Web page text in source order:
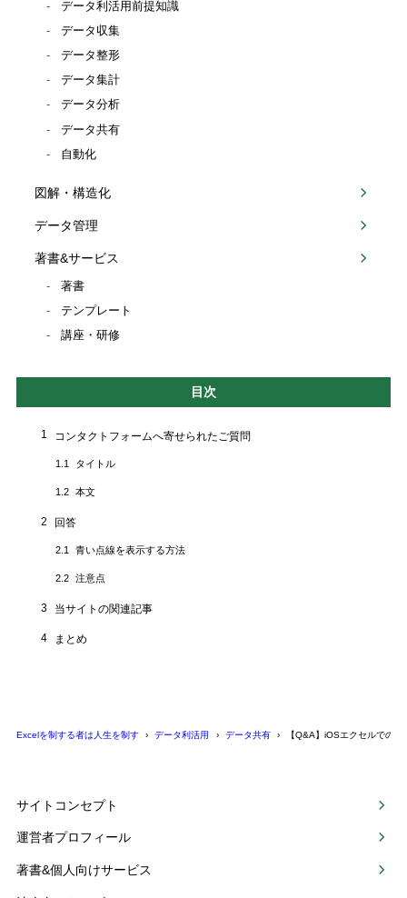
データ利活用前提知識
データ収集
データ整形
データ集計
データ分析
データ共有
自動化
図解・構造化
データ管理
著書&サービス
著書
テンプレート
講座・研修
目次
1 コンタクトフォームへ寄せられたご質問
1.1 タイトル
1.2 本文
2 回答
2.1 青い点線を表示する方法
2.2 注意点
3 当サイトの関連記事
4 まとめ
Excelを制する者は人生を制す データ利活用 データ共有 【Q&A】iOSエクセルでの
サイトコンセプト
運営者プロフィール
著書&個人向けサービス